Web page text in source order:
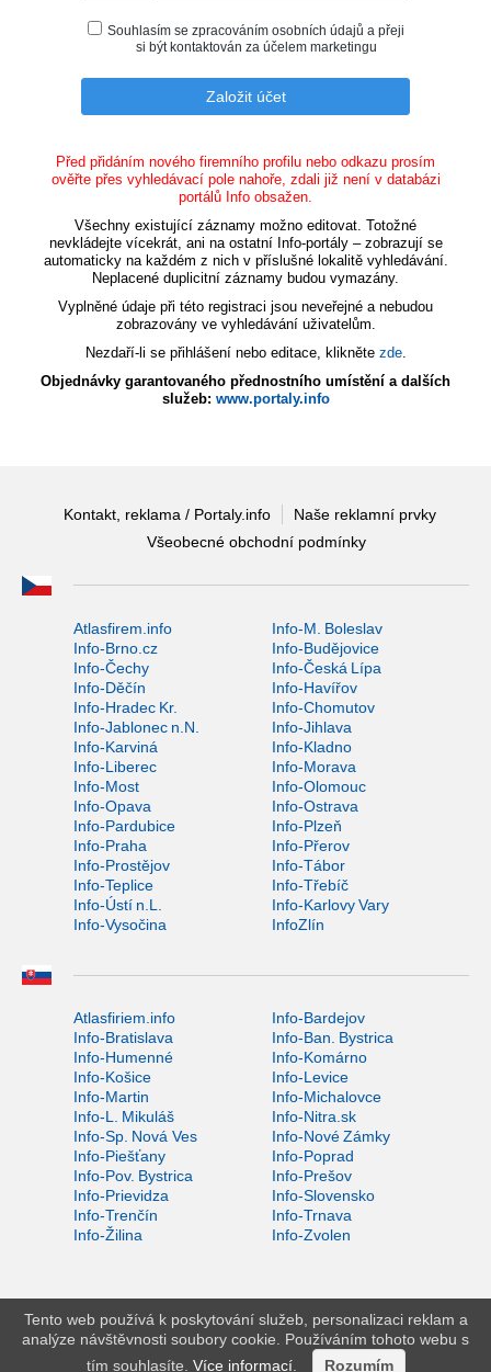
Souhlasím se zpracováním osobních údajů a přeji
si být kontaktován za účelem marketingu
Před přidáním nového firemního profilu nebo odkazu prosím
ověřte přes vyhledávací pole nahoře, zdali již není v databázi
portálů Info obsažen.
Všechny existující záznamy možno editovat. Totožné
nevkládejte vícekrát, ani na ostatní Info-portály – zobrazují se
automaticky na každém z nich v příslušné lokalitě vyhledávání.
Neplacené duplicitní záznamy budou vymazány.
Vyplněné údaje při této registraci jsou neveřejné a nebudou
zobrazovány ve vyhledávání uživatelům.
Nezdaří-li se přihlášení nebo editace, klikněte zde.
Objednávky garantovaného přednostního umístění a dalších
služeb: www.portaly.info
Kontakt, reklama / Portaly.info
Naše reklamní prvky
Všeobecné obchodní podmínky
Atlasfirem.info
Info-M. Boleslav
Info-Brno.cz
Info-Budějovice
Info-Čechy
Info-Česká Lípa
Info-Děčín
Info-Havířov
Info-Hradec Kr.
Info-Chomutov
Info-Jablonec n.N.
Info-Jihlava
Info-Karviná
Info-Kladno
Info-Liberec
Info-Morava
Info-Most
Info-Olomouc
Info-Opava
Info-Ostrava
Info-Pardubice
Info-Plzeň
Info-Praha
Info-Přerov
Info-Prostějov
Info-Tábor
Info-Teplice
Info-Třebíč
Info-Ústí n.L.
Info-Karlovy Vary
Info-Vysočina
InfoZlín
Atlasfiriem.info
Info-Bardejov
Info-Bratislava
Info-Ban. Bystrica
Info-Humenné
Info-Komárno
Info-Košice
Info-Levice
Info-Martin
Info-Michalovce
Info-L. Mikuláš
Info-Nitra.sk
Info-Sp. Nová Ves
Info-Nové Zámky
Info-Piešťany
Info-Poprad
Info-Pov. Bystrica
Info-Prešov
Info-Prievidza
Info-Slovensko
Info-Trenčín
Info-Trnava
Info-Žilina
Info-Zvolen
Tento web používá k poskytování služeb, personalizaci reklam a
analýze návštěvnosti soubory cookie. Používáním tohoto webu s
tím souhlasíte. Více informací. Rozumím